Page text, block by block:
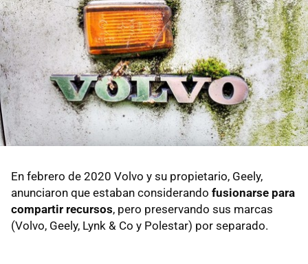
En febrero de 2020 Volvo y su propietario, Geely,
anunciaron que estaban considerando fusionarse para
compartir recursos, pero preservando sus marcas
(Volvo, Geely, Lynk & Co y Polestar) por separado.